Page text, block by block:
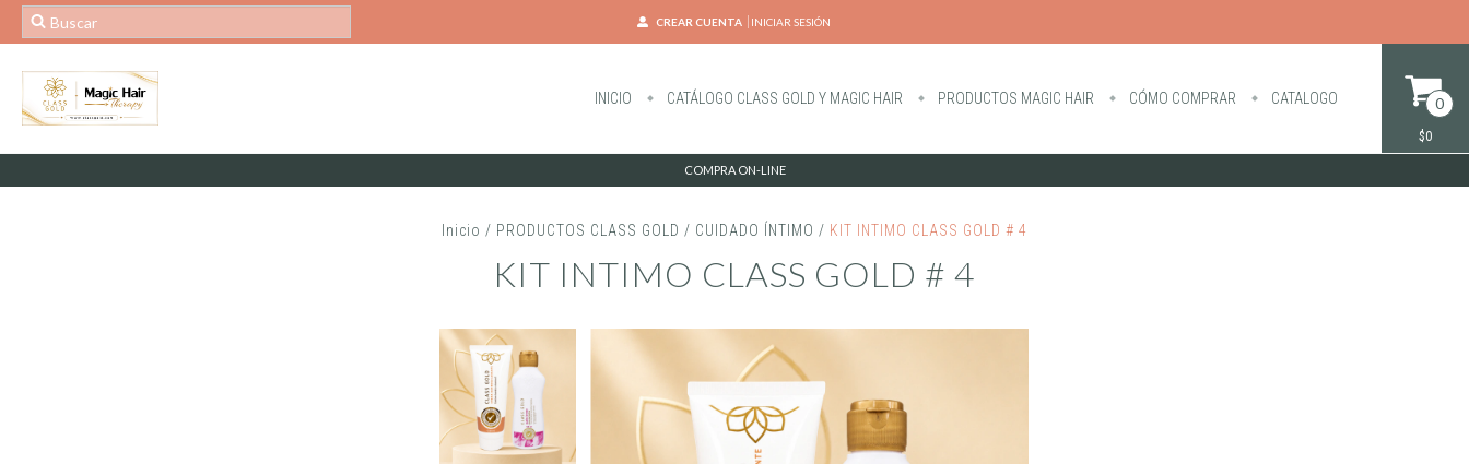
CREAR CUENTA INICIAR SESIÓN
INICIO CATÁLOGO CLASS GOLD Y MAGIC HAIR PRODUCTOS MAGIC HAIR CÓMO COMPRAR CATALOGO 0
$0
COMPRA ON-LINE
Inicio / PRODUCTOS CLASS GOLD / CUIDADO ÍNTIMO / KIT INTIMO CLASS GOLD # 4
KIT INTIMO CLASS GOLD # 4